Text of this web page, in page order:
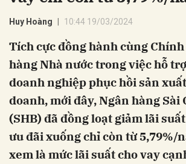
Huy Hoàng 10:44 19/03/2024
Tích cực đồng hành cùng
hàng Nhà nước trong việc hỗ
doanh nghiệp phục hồi sản
doanh, mới đây, Ngân hàng Sài
(SHB) đã đồng loạt giảm lãi
ưu đãi xuống chỉ còn từ 5,79%/
xem là mức lãi suất cho vay